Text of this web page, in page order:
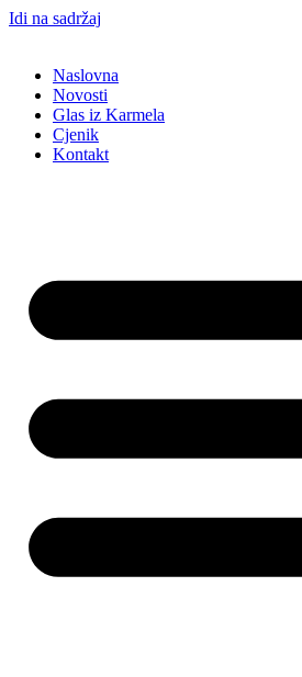
Idi na sadržaj
Naslovna
Novosti
Glas iz Karmela
Cjenik
Kontakt